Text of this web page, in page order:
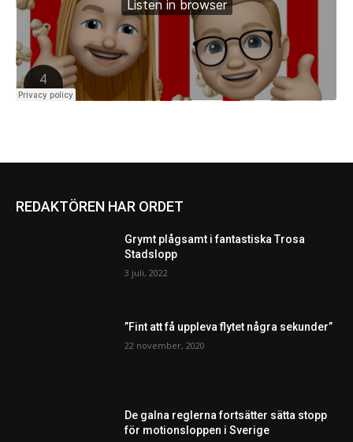
REDAKTÖREN HAR ORDET
Grymt plågsamt i fantastiska Trosa
Stadslopp
3 juli, 2022
”Fint att få uppleva flytet några sekunder”
22 november, 2020
De galna reglerna fortsätter sätta stopp
för motionsloppen i Sverige